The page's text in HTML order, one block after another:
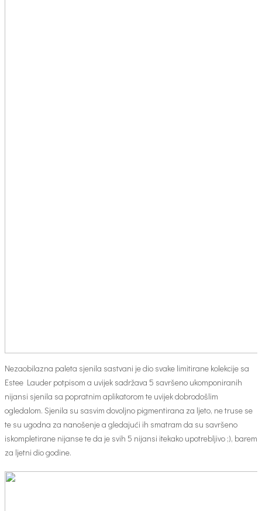
Nezaobilazna paleta sjenila sastvani je dio svake limitirane kolekcije sa
Estee Lauder potpisom a uvijek sadržava 5 savršeno ukomponiranih
nijansi sjenila sa popratnim aplikatorom te uvijek dobrodošlim
ogledalom. Sjenila su sasvim dovoljno pigmentirana za ljeto, ne truse se
te su ugodna za nanošenje a gledajući ih smatram da su savršeno
iskompletirane nijanse te da je svih 5 nijansi itekako upotrebljivo ;), barem
za ljetni dio godine.